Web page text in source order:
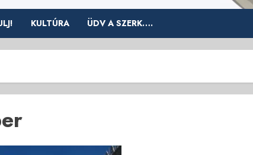
KULTÚRA ÜDV A SZERK….